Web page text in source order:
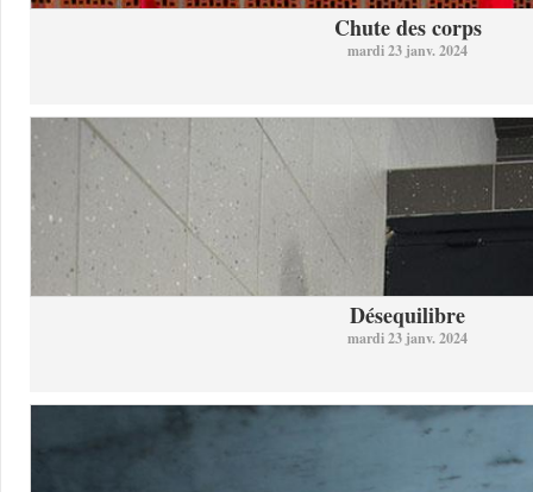
Chute des corps
mardi 23 janv. 2024
Désequilibre
mardi 23 janv. 2024